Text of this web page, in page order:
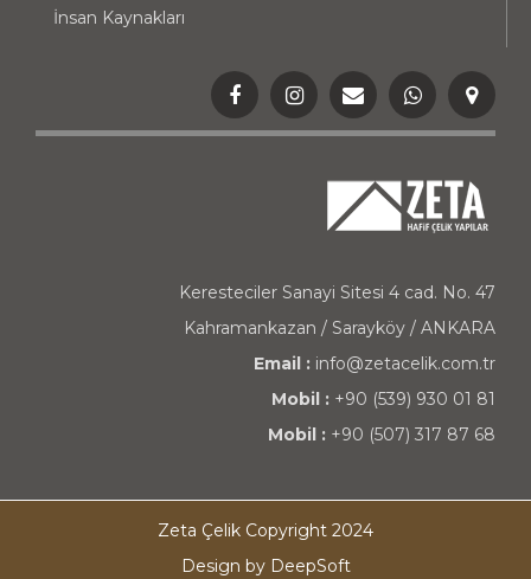
İnsan Kaynakları
Keresteciler Sanayi Sitesi 4 cad. No. 47
Kahramankazan / Sarayköy / ANKARA
Email : info@zetacelik.com.tr
Mobil : +90 (539) 930 01 81
Mobil : +90 (507) 317 87 68
Zeta Çelik Copyright 2024
Design by DeepSoft